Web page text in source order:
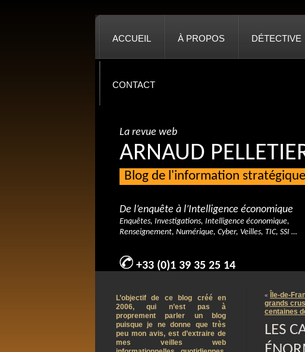
ACCUEIL À PROPOS DÉTECTIVE
CONTACT
La revue web
ARNAUD
Blog de l'information stratégique
De l’enquête à l’Intelligence économique
Enquêtes, Investigations, Intelligence économique,
Renseignement, Numérique, Cyber, Veilles, TIC, SSI …
+33 (0)1 39 35 25 14
«
Île-de-
grands
centaines
LES
L’objectif de ce blog créé en
2006, qui n’est pas à
proprement parler un blog
puisque je ne donne que très
peu mon avis, est d’extraire de
mes veilles web